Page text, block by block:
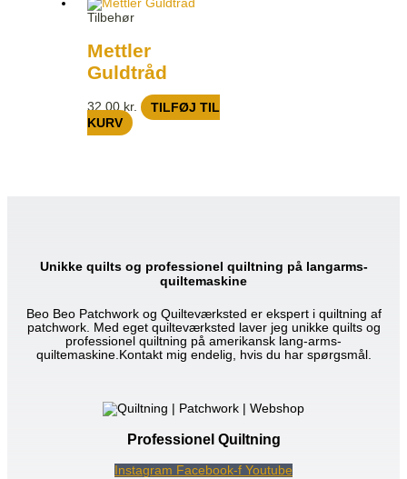
Tilbehør
Mettler
Guldtråd
32,00kr.
TILFØJ TIL
KURV
Unikke quilts og professionel quiltning på langarms-
quiltemaskine
Beo Beo Patchwork og Quilteværksted er ekspert i quiltning af
patchwork. Med eget quilteværksted laver jeg unikke quilts og
professionel quiltning på amerikansk lang-arms-
quiltemaskine.Kontakt mig endelig, hvis du har spørgsmål.
Professionel Quiltning
Instagram Facebook-f Youtube